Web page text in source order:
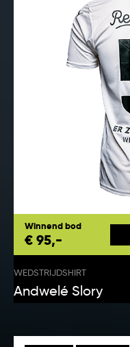
Winnend bod
€ 95,-
WEDSTRIJDSHIRT
Andwelé Slory